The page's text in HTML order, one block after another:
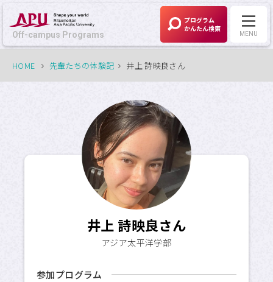
Off-campus Programs
プログラム
かんたん検索
HOME 先輩たちの体験記 井上 詩映良さん
井上 詩映良さん
アジア太平洋学部
参加プログラム
MENU
Off-campus Programs
LANGUAGE: English
募集中プログラム
Off-campus Programsとは